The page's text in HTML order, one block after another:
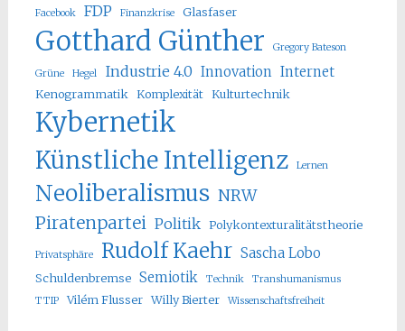
Facebook FDP Finanzkrise Glasfaser
Gotthard Günther Gregory Bateson
Grüne Hegel Industrie 4.0 Innovation Internet
Kenogrammatik Komplexität Kulturtechnik
Kybernetik
Künstliche Intelligenz Lernen
Neoliberalismus NRW
Piratenpartei Politik Polykontexturalitätstheorie
Privatsphäre Rudolf Kaehr Sascha Lobo
Schuldenbremse Semiotik Technik
Transhumanismus
TTIP
Vilém Flusser Willy Bierter Wissenschaftsfreiheit